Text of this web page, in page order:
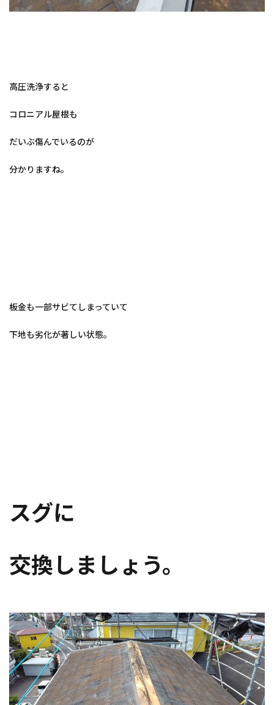
高圧洗浄すると
コロニアル屋根も
だいぶ傷んでいるのが
分かりますね。
板金も一部サビてしまっていて
下地も劣化が著しい状態。
スグに
交換しましょう。